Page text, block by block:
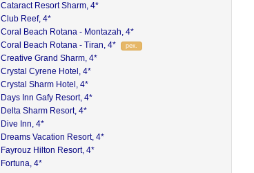
Cataract Resort Sharm, 4*
Club Reef, 4*
Coral Beach Rotana - Montazah, 4*
Coral Beach Rotana - Tiran, 4*
рек.
Creative Grand Sharm, 4*
Crystal Cyrene Hotel, 4*
Crystal Sharm Hotel, 4*
Days Inn Gafy Resort, 4*
Delta Sharm Resort, 4*
Dive Inn, 4*
Dreams Vacation Resort, 4*
Fayrouz Hilton Resort, 4*
Fortuna, 4*